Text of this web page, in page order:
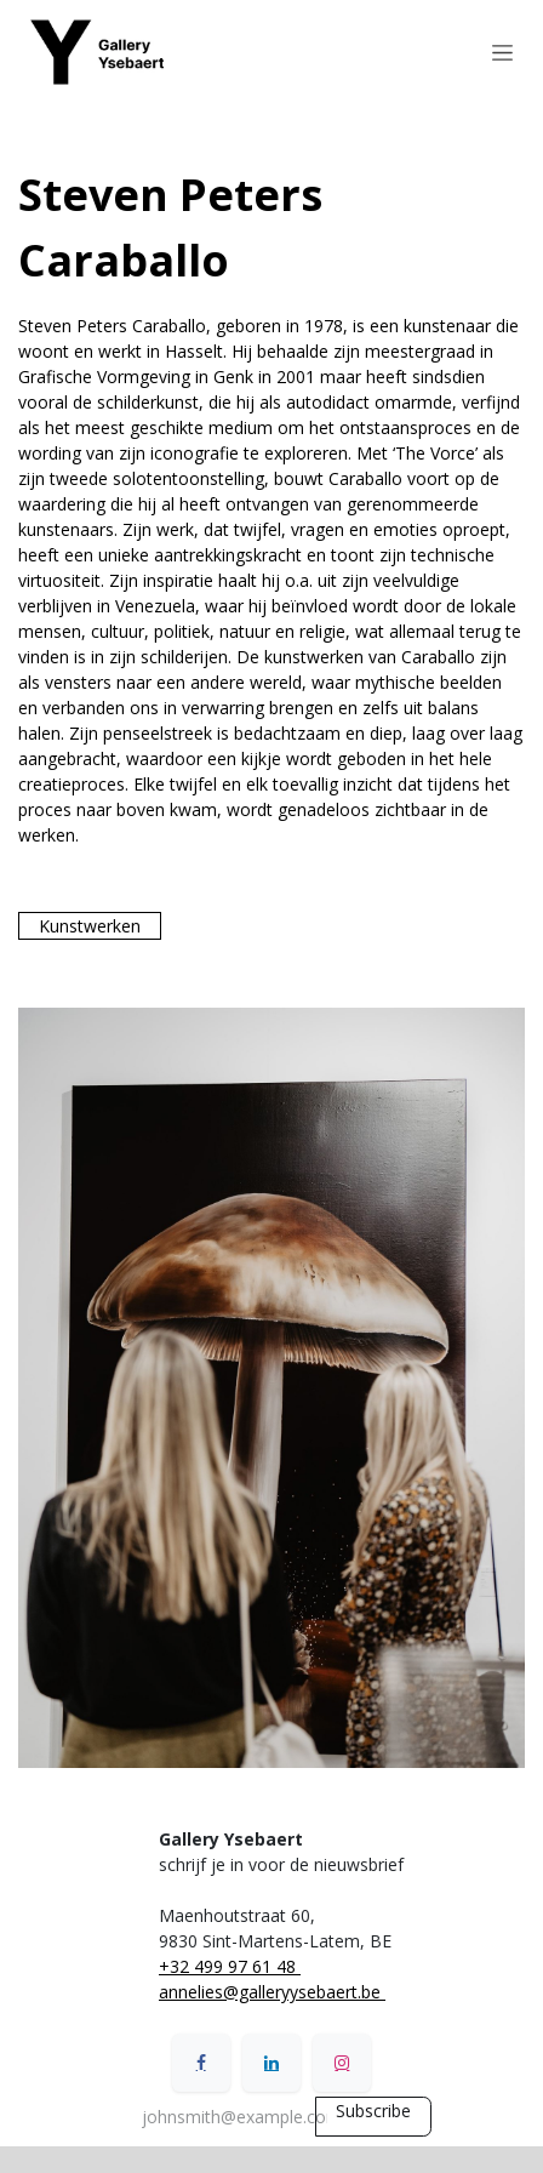
Steven Peters
Caraballo
Steven Peters Caraballo, geboren in 1978, is een kunstenaar die
woont en werkt in Hasselt. Hij behaalde zijn meestergraad in
Grafische Vormgeving in Genk in 2001 maar heeft sindsdien
vooral de schilderkunst, die hij als autodidact omarmde, verfijnd
als het meest geschikte medium om het ontstaansproces en de
wording van zijn iconografie te exploreren. Met ‘The Vorce’ als
zijn tweede solotentoonstelling, bouwt Caraballo voort op de
waardering die hij al heeft ontvangen van gerenommeerde
kunstenaars. Zijn werk, dat twijfel, vragen en emoties oproept,
heeft een unieke aantrekkingskracht en toont zijn technische
virtuositeit. Zijn inspiratie haalt hij o.a. uit zijn veelvuldige
verblijven in Venezuela, waar hij beïnvloed wordt door de lokale
mensen, cultuur, politiek, natuur en religie, wat allemaal terug te
vinden is in zijn schilderijen. De kunstwerken van Caraballo zijn
als vensters naar een andere wereld, waar mythische beelden
en verbanden ons in verwarring brengen en zelfs uit balans
halen. Zijn penseelstreek is bedachtzaam en diep, laag over laag
aangebracht, waardoor een kijkje wordt geboden in het hele
creatieproces. Elke twijfel en elk toevallig inzicht dat tijdens het
proces naar boven kwam, wordt genadeloos zichtbaar in de
werken.
Kunstwerken
Gallery Ysebaert
schrijf je in voor de nieuwsbrief
Maenhoutstraat 60,
9830 Sint-Martens-Latem, BE
+32 499 97 61 48
annelies@galleryysebaert.be
Subscribe